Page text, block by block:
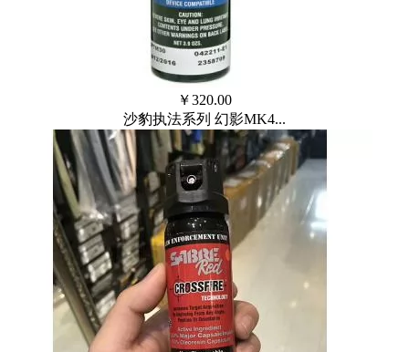
￥320.00
沙豹执法系列 幻影MK4...